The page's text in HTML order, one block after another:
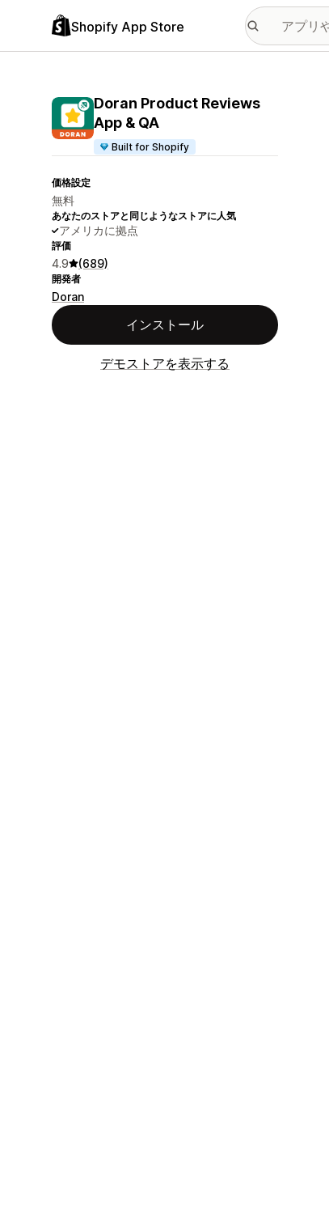
Shopify App Store
Doran Product Reviews
App & QA
Built for Shopify
価格設定
無料
あなたのストアと同じようなストアに人気
アメリカに拠点
評価
4.9 (689)
開発者
Doran
インストール
デモストアを表示する